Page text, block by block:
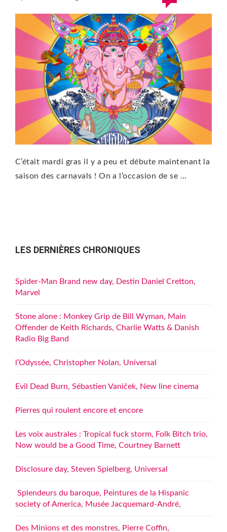
C’était mardi gras il y a peu et débute maintenant la
saison des carnavals ! On a l’occasion de se …
LES DERNIÈRES CHRONIQUES
Spider-Man Brand new day, Destin Daniel Cretton,
Marvel
Stone alone : Monkey Grip de Bill Wyman, Main
Offender de Keith Richards, Charlie Watts & Danish
Radio Big Band
l’Odyssée, Christopher Nolan, Universal
Evil Dead Burn, Sébastien Vaniček, New line cinema
Pierres qui roulent encore et encore
Les voix australes : Tropical fuck storm, Folk Bitch trio,
Now would be a Good Time, Courtney Barnett
Disclosure day, Steven Spielberg, Universal
Splendeurs du baroque, Peintures de la Hispanic
society of America, Musée Jacquemard-André,
Des Minions et des monstres, Pierre Coffin,